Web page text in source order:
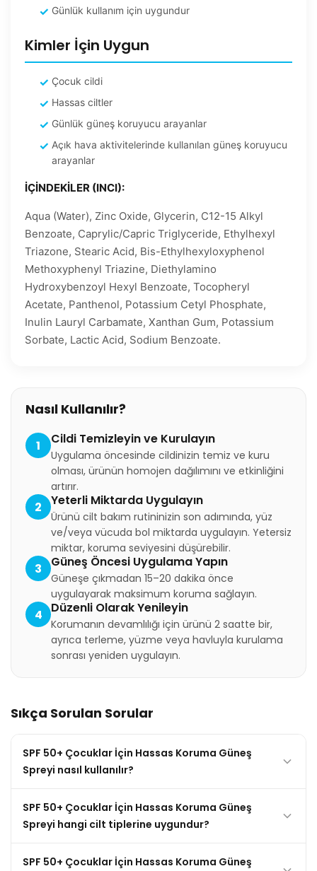
Günlük kullanım için uygundur
Kimler İçin Uygun
Çocuk cildi
Hassas ciltler
Günlük güneş koruyucu arayanlar
Açık hava aktivitelerinde kullanılan güneş koruyucu
arayanlar
İÇİNDEKİLER (INCI):
Aqua (Water), Zinc Oxide, Glycerin, C12-15 Alkyl
Benzoate, Caprylic/Capric Triglyceride, Ethylhexyl
Triazone, Stearic Acid, Bis-Ethylhexyloxyphenol
Methoxyphenyl Triazine, Diethylamino
Hydroxybenzoyl Hexyl Benzoate, Tocopheryl
Acetate, Panthenol, Potassium Cetyl Phosphate,
Inulin Lauryl Carbamate, Xanthan Gum, Potassium
Sorbate, Lactic Acid, Sodium Benzoate.
Nasıl Kullanılır?
1 Cildi Temizleyin ve Kurulayın
Uygulama öncesinde cildinizin temiz ve kuru
olması, ürünün homojen dağılımını ve etkinliğini
artırır.
2 Yeterli Miktarda Uygulayın
Ürünü cilt bakım rutininizin son adımında, yüz
ve/veya vücuda bol miktarda uygulayın. Yetersiz
miktar, koruma seviyesini düşürebilir.
3 Güneş Öncesi Uygulama Yapın
Güneşe çıkmadan 15–20 dakika önce
uygulayarak maksimum koruma sağlayın.
4 Düzenli Olarak Yenileyin
Korumanın devamlılığı için ürünü 2 saatte bir,
ayrıca terleme, yüzme veya havluyla kurulama
sonrası yeniden uygulayın.
Sıkça Sorulan Sorular
SPF 50+ Çocuklar İçin Hassas Koruma Güneş
Spreyi nasıl kullanılır?
SPF 50+ Çocuklar İçin Hassas Koruma Güneş
Spreyi hangi cilt tiplerine uygundur?
SPF 50+ Çocuklar İçin Hassas Koruma Güneş